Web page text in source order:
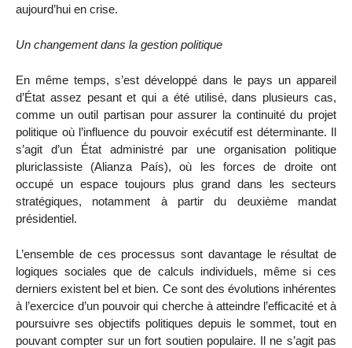
aujourd’hui en crise.
Un changement dans la gestion politique
En même temps, s’est développé dans le pays un appareil
d’État assez pesant et qui a été utilisé, dans plusieurs cas,
comme un outil partisan pour assurer la continuité du projet
politique où l’influence du pouvoir exécutif est déterminante. Il
s’agit d’un État administré par une organisation politique
pluriclassiste (Alianza País), où les forces de droite ont
occupé un espace toujours plus grand dans les secteurs
stratégiques, notamment à partir du deuxième mandat
présidentiel.
L’ensemble de ces processus sont davantage le résultat de
logiques sociales que de calculs individuels, même si ces
derniers existent bel et bien. Ce sont des évolutions inhérentes
à l’exercice d’un pouvoir qui cherche à atteindre l’efficacité et à
poursuivre ses objectifs politiques depuis le sommet, tout en
pouvant compter sur un fort soutien populaire. Il ne s’agit pas